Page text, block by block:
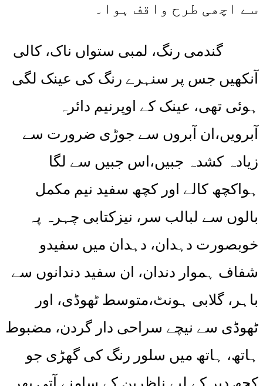
سے اچھی طرح واقف ہوا۔
گندمی رنگ، لمبی ستواں ناک، کالی
آنکھیں جس پر سنہرے رنگ کی عینک لگی
ہوئی تھی، عینک کے اوپرنیم دائرہ
آبرویں،ان آبروں سے جوڑی ضرورت سے
زیادہ کشدہ جبیں،اس جبیں سے لگا
ہواکچھ کالے اور کچھ سفید نیم مکمل
بالوں سے لبالب سر، نیزکتابی چہرہ پہ
خوبصورت دہدان، دہدان میں سفیدو
شفاف ہموار دندان، ان سفید دندانوں سے
باہر، گلابی ہونٹ،متوسط ٹھوڈی، اور
ٹھوڈی سے نیچے سراحی دار گردن، مضبوط
ہاتھ، ہاتھ میں سلور رنگ کی گھڑی جو
کچھ دیر کے لیے ناظرین کے سامنے آتی پھر